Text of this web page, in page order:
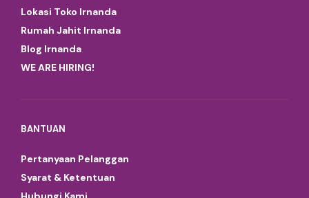
Lokasi Toko Irnanda
Rumah Jahit Irnanda
Blog Irnanda
WE ARE HIRING!
BANTUAN
Pertanyaan Pelanggan
Syarat & Ketentuan